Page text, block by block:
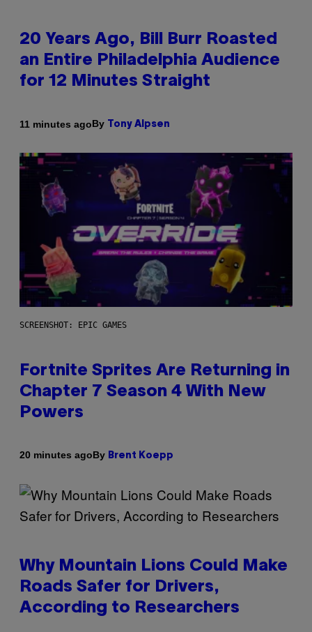
20 Years Ago, Bill Burr Roasted
an Entire Philadelphia Audience
for 12 Minutes Straight
11 minutes agoBy Tony Alpsen
SCREENSHOT: EPIC GAMES
Fortnite Sprites Are Returning in
Chapter 7 Season 4 With New
Powers
20 minutes agoBy Brent Koepp
Why Mountain Lions Could Make
Roads Safer for Drivers,
According to Researchers